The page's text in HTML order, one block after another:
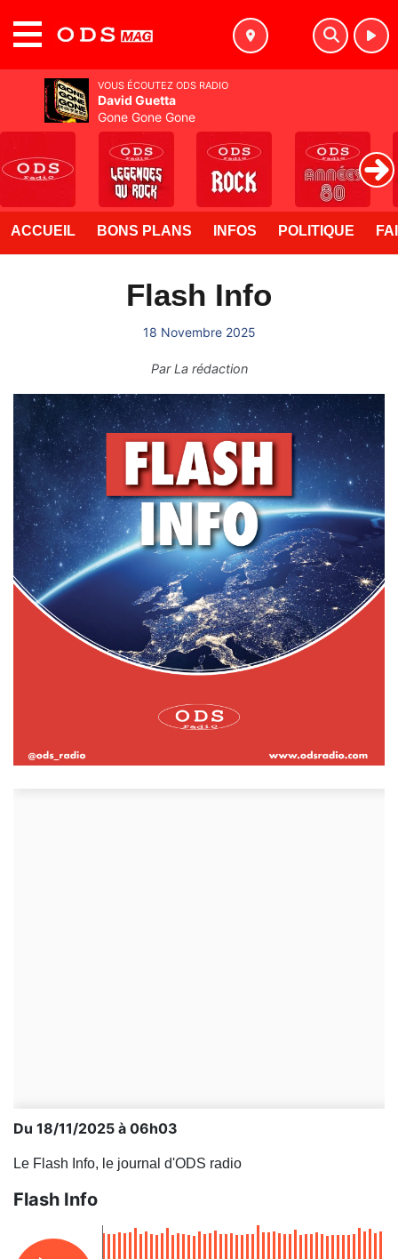
ACCUEIL BONS PLANS INFOS POLITIQUE
Flash Info
18 Novembre 2025
ParLa rédaction
Du 18/11/2025 à 06h03
Le Flash Info, le journal d'ODS radio
Flash Info
VOUS ÉCOUTEZ ODS RADIO
David Guetta
Gone Gone Gone